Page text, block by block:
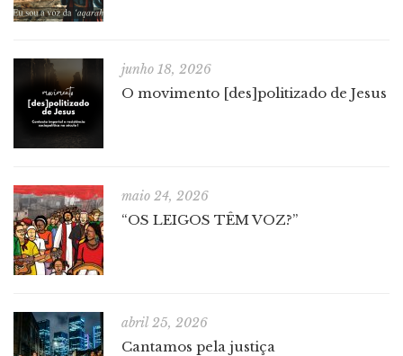
junho 18, 2026
O movimento [des]politizado de Jesus
maio 24, 2026
“OS LEIGOS TÊM VOZ?”
abril 25, 2026
Cantamos pela justiça